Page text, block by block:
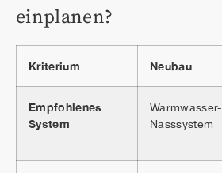
einplanen?
Kriterium Neubau
Empfohlenes
System
Warmwasser-
Nasssystem